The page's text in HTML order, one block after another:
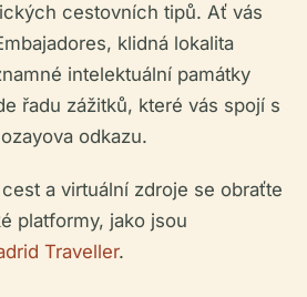
cestovních tipů. Ať vás
klidná lokalita
intelektuální památky
řadu zážitků, které vás spojí s
odkazu.
a virtuální zdroje se obraťte
platformy, jako jsou
Traveller.